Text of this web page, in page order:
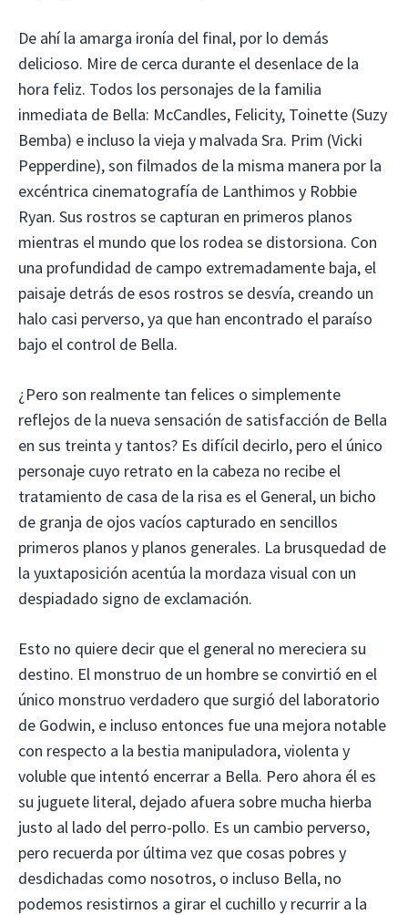
De ahí la amarga ironía del final, por lo demás
delicioso. Mire de cerca durante el desenlace de la
hora feliz. Todos los personajes de la familia
inmediata de Bella: McCandles, Felicity, Toinette (Suzy
Bemba) e incluso la vieja y malvada Sra. Prim (Vicki
Pepperdine), son filmados de la misma manera por la
excéntrica cinematografía de Lanthimos y Robbie
Ryan. Sus rostros se capturan en primeros planos
mientras el mundo que los rodea se distorsiona. Con
una profundidad de campo extremadamente baja, el
paisaje detrás de esos rostros se desvía, creando un
halo casi perverso, ya que han encontrado el paraíso
bajo el control de Bella.
¿Pero son realmente tan felices o simplemente
reflejos de la nueva sensación de satisfacción de Bella
en sus treinta y tantos? Es difícil decirlo, pero el único
personaje cuyo retrato en la cabeza no recibe el
tratamiento de casa de la risa es el General, un bicho
de granja de ojos vacíos capturado en sencillos
primeros planos y planos generales. La brusquedad de
la yuxtaposición acentúa la mordaza visual con un
despiadado signo de exclamación.
Esto no quiere decir que el general no mereciera su
destino. El monstruo de un hombre se convirtió en el
único monstruo verdadero que surgió del laboratorio
de Godwin, e incluso entonces fue una mejora notable
con respecto a la bestia manipuladora, violenta y
voluble que intentó encerrar a Bella. Pero ahora él es
su juguete literal, dejado afuera sobre mucha hierba
justo al lado del perro-pollo. Es un cambio perverso,
pero recuerda por última vez que cosas pobres y
desdichadas como nosotros, o incluso Bella, no
podemos resistirnos a girar el cuchillo y recurrir a la